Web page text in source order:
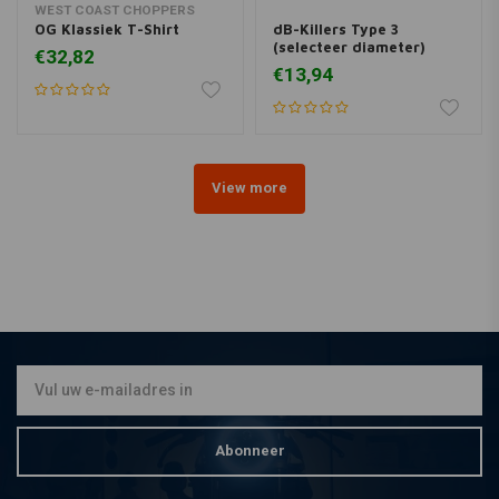
WEST COAST CHOPPERS
OG Klassiek T-Shirt
€32,82
dB-Killers Type 3
(selecteer diameter)
€13,94
View more
Abonneer